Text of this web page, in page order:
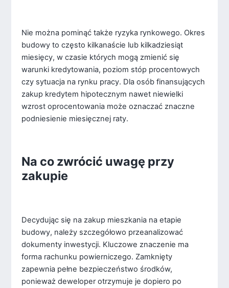
Nie można pominąć także ryzyka rynkowego. Okres
budowy to często kilkanaście lub kilkadziesiąt
miesięcy, w czasie których mogą zmienić się
warunki kredytowania, poziom stóp procentowych
czy sytuacja na rynku pracy. Dla osób finansujących
zakup kredytem hipotecznym nawet niewielki
wzrost oprocentowania może oznaczać znaczne
podniesienie miesięcznej raty.
Na co zwrócić uwagę przy
zakupie
Decydując się na zakup mieszkania na etapie
budowy, należy szczegółowo przeanalizować
dokumenty inwestycji. Kluczowe znaczenie ma
forma rachunku powierniczego. Zamknięty
zapewnia pełne bezpieczeństwo środków,
ponieważ deweloper otrzymuje je dopiero po